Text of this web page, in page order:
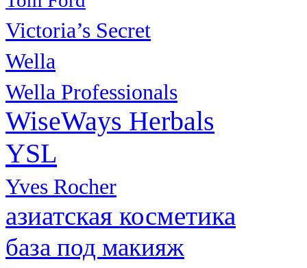
Victoria’s Secret
Wella
Wella Professionals
WiseWays Herbals
YSL
Yves Rocher
азиатская косметика
база под макияж